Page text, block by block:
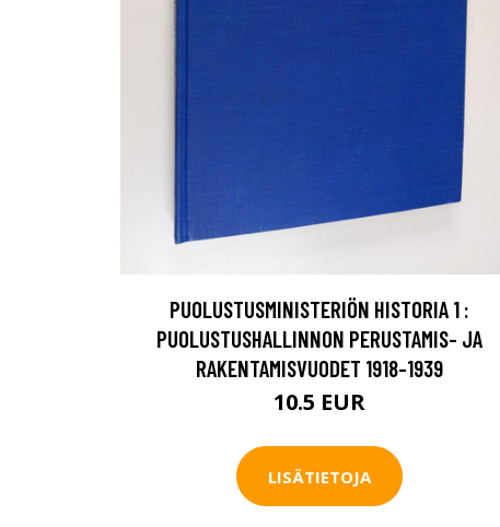
PUOLUSTUSMINISTERIÖN HISTORIA 1 :
PUOLUSTUSHALLINNON PERUSTAMIS- JA
RAKENTAMISVUODET 1918-1939
10.5 EUR
LISÄTIETOJA